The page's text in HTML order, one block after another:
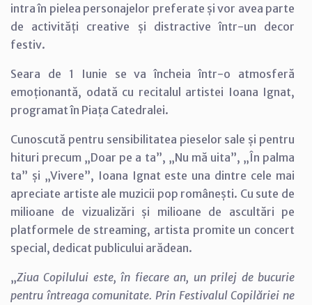
intra în pielea personajelor preferate și vor avea parte
de activități creative și distractive într-un decor
festiv.
Seara de 1 Iunie se va încheia într-o atmosferă
emoționantă, odată cu recitalul artistei Ioana Ignat,
programat în Piața Catedralei.
Cunoscută pentru sensibilitatea pieselor sale și pentru
hituri precum „Doar pe a ta”, „Nu mă uita”, „În palma
ta” și „Vivere”, Ioana Ignat este una dintre cele mai
apreciate artiste ale muzicii pop românești. Cu sute de
milioane de vizualizări și milioane de ascultări pe
platformele de streaming, artista promite un concert
special, dedicat publicului arădean.
„Ziua Copilului este, în fiecare an, un prilej de bucurie
pentru întreaga comunitate. Prin Festivalul Copilăriei ne